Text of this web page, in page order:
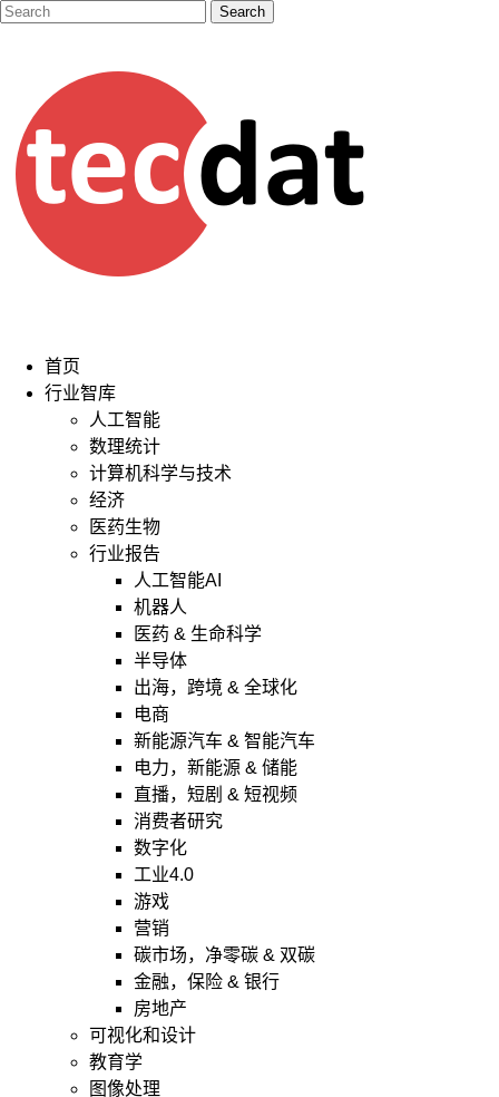
首页
行业智库
人工智能
数理统计
计算机科学与技术
经济
医药生物
行业报告
人工智能AI
机器人
医药 & 生命科学
半导体
出海，跨境 & 全球化
电商
新能源汽车 & 智能汽车
电力，新能源 & 储能
直播，短剧 & 短视频
消费者研究
数字化
工业4.0
游戏
营销
碳市场，净零碳 & 双碳
金融，保险 & 银行
房地产
可视化和设计
教育学
图像处理